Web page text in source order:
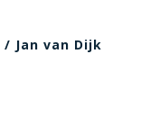
/ Jan van Dijk